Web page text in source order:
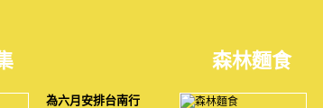
為六月安排台南行
森林麵食